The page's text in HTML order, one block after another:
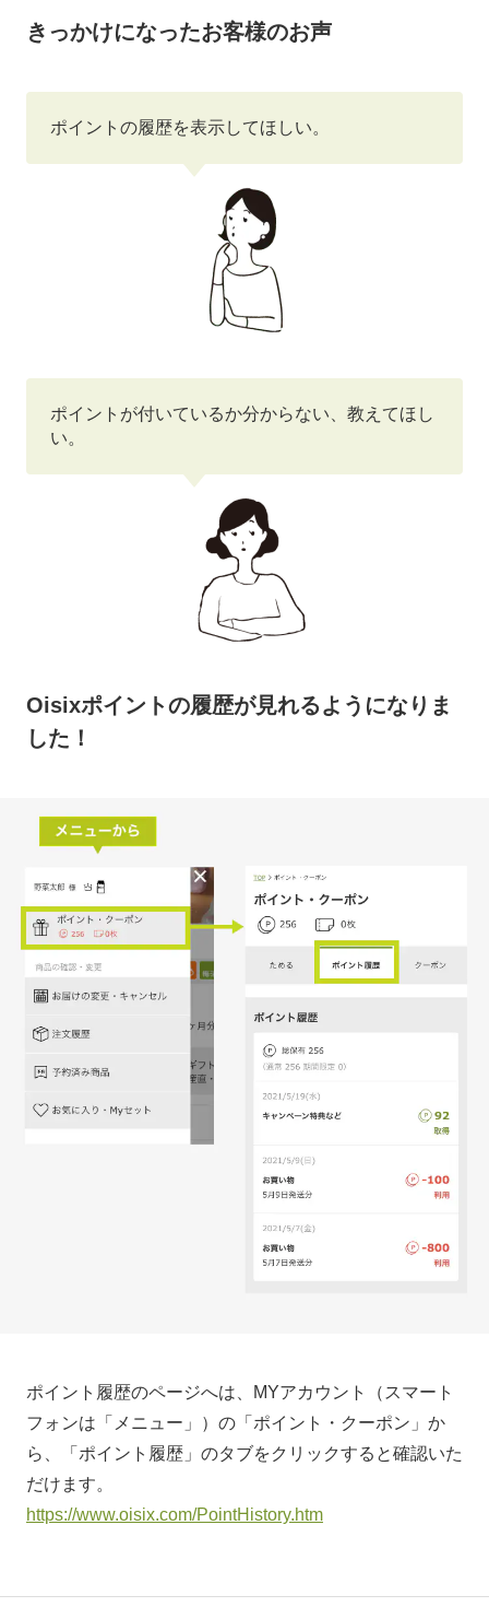
きっかけになったお客様のお声
ポイントの履歴を表示してほしい。
ポイントが付いているか分からない、教えてほし
い。
Oisixポイントの履歴が見れるようになりま
した！
ポイント履歴のページへは、MYアカウント（スマート
フォンは「メニュー」）の「ポイント・クーポン」か
ら、「ポイント履歴」のタブをクリックすると確認いた
だけます。
https://www.oisix.com/PointHistory.htm